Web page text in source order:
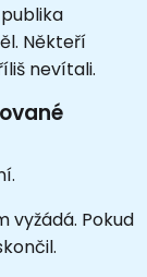
Někteří
nevítali.
vyžádá. Pokud